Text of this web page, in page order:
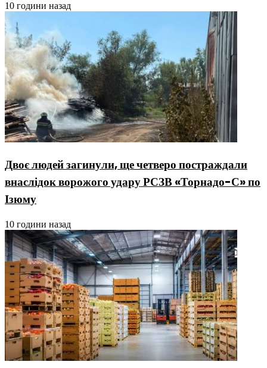
10 години назад
Двоє людей загинули, ще четверо постраждали
внаслідок ворожого удару РСЗВ «Торнадо-С» по
Ізюму
10 години назад